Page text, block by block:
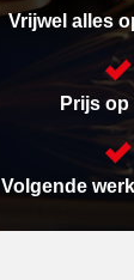
Vrijwel alles
Prijs op
Volgende